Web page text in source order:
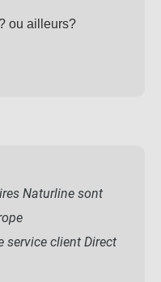
ou ailleurs?
Naturline sont
service client Direct